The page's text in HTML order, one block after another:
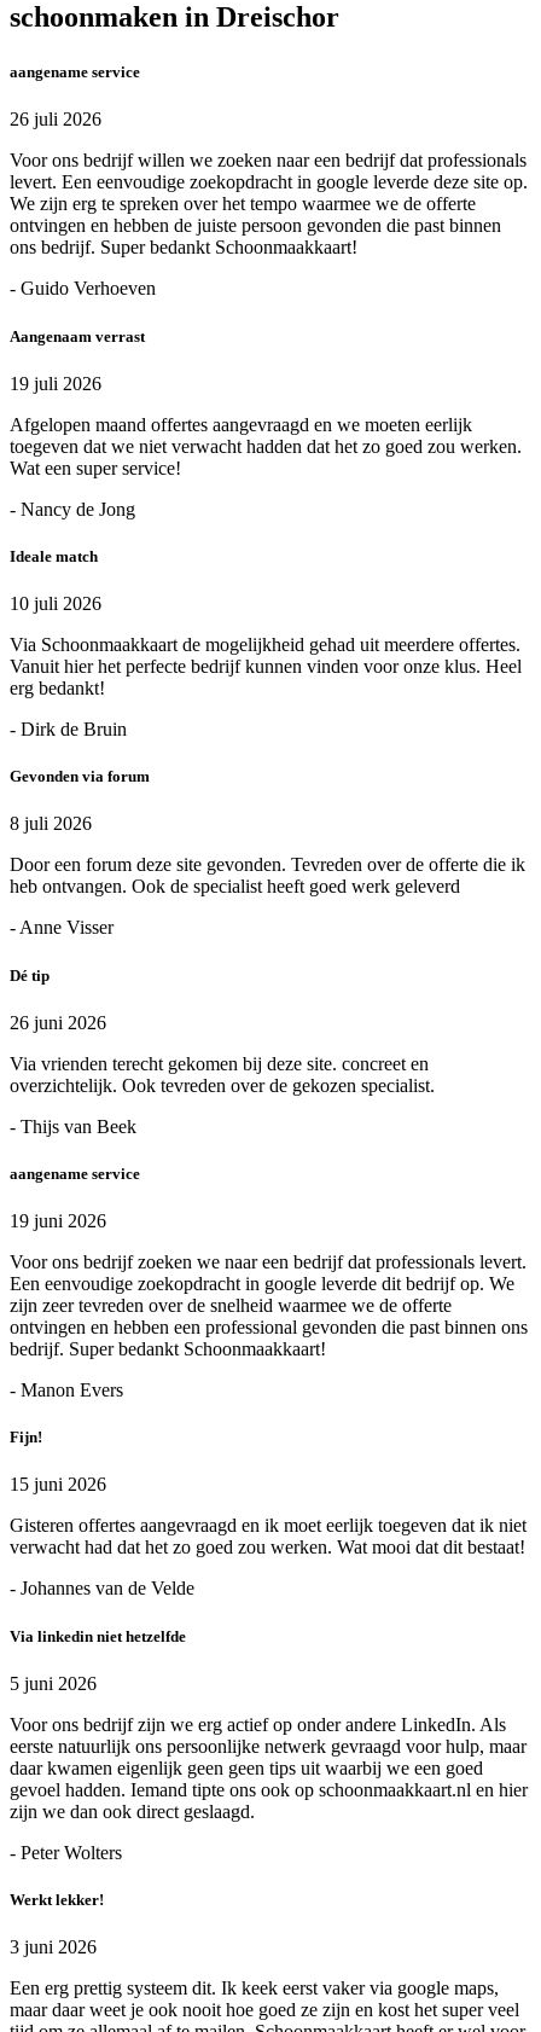
schoonmaken in Dreischor
aangename service
26 juli 2026
Voor ons bedrijf willen we zoeken naar een bedrijf dat professionals
levert. Een eenvoudige zoekopdracht in google leverde deze site op.
We zijn erg te spreken over het tempo waarmee we de offerte
ontvingen en hebben de juiste persoon gevonden die past binnen
ons bedrijf. Super bedankt Schoonmaakkaart!
- Guido Verhoeven
Aangenaam verrast
19 juli 2026
Afgelopen maand offertes aangevraagd en we moeten eerlijk
toegeven dat we niet verwacht hadden dat het zo goed zou werken.
Wat een super service!
- Nancy de Jong
Ideale match
10 juli 2026
Via Schoonmaakkaart de mogelijkheid gehad uit meerdere offertes.
Vanuit hier het perfecte bedrijf kunnen vinden voor onze klus. Heel
erg bedankt!
- Dirk de Bruin
Gevonden via forum
8 juli 2026
Door een forum deze site gevonden. Tevreden over de offerte die ik
heb ontvangen. Ook de specialist heeft goed werk geleverd
- Anne Visser
Dé tip
26 juni 2026
Via vrienden terecht gekomen bij deze site. concreet en
overzichtelijk. Ook tevreden over de gekozen specialist.
- Thijs van Beek
aangename service
19 juni 2026
Voor ons bedrijf zoeken we naar een bedrijf dat professionals levert.
Een eenvoudige zoekopdracht in google leverde dit bedrijf op. We
zijn zeer tevreden over de snelheid waarmee we de offerte
ontvingen en hebben een professional gevonden die past binnen ons
bedrijf. Super bedankt Schoonmaakkaart!
- Manon Evers
Fijn!
15 juni 2026
Gisteren offertes aangevraagd en ik moet eerlijk toegeven dat ik niet
verwacht had dat het zo goed zou werken. Wat mooi dat dit bestaat!
- Johannes van de Velde
Via linkedin niet hetzelfde
5 juni 2026
Voor ons bedrijf zijn we erg actief op onder andere LinkedIn. Als
eerste natuurlijk ons persoonlijke netwerk gevraagd voor hulp, maar
daar kwamen eigenlijk geen geen tips uit waarbij we een goed
gevoel hadden. Iemand tipte ons ook op schoonmaakkaart.nl en hier
zijn we dan ook direct geslaagd.
- Peter Wolters
Werkt lekker!
3 juni 2026
Een erg prettig systeem dit. Ik keek eerst vaker via google maps,
maar daar weet je ook nooit hoe goed ze zijn en kost het super veel